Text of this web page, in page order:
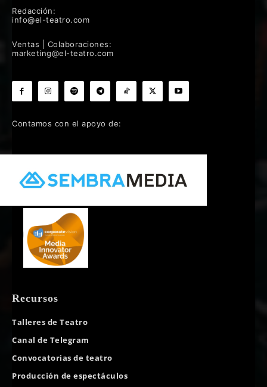
Redacción:
info@el-teatro.com
Ventas | Colaboraciones:
marketing@el-teatro.com
Contamos con el apoyo de:
Recursos
Talleres de Teatro
Canal de Telegram
Convocatorias de teatro
Producción de espectáculos